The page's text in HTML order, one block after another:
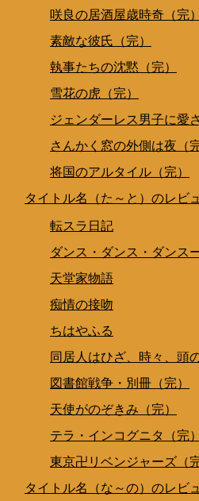
咲良の居酒屋歳時奇（完）
素敵な彼氏（完）
執事たちの沈黙（完）
雪花の虎（完）
ジェンダーレス男子に愛
さんかく窓の外側は夜（完
将国のアルタイル（完）
タイトル名（た～と）のレビ
転スラ日記
ダンス・ダンス・ダンス
天堂家物語
痴情の接吻
ちはやふる
同居人はひざ、時々、頭
図書館戦争・別冊（完）
天使がのぞきみ（完）
テラ・インコグニタ（完）
東京卍リベンジャーズ（完
タイトル名（な～の）のレビ